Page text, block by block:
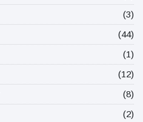
(3)
(44)
(1)
(12)
(8)
(2)